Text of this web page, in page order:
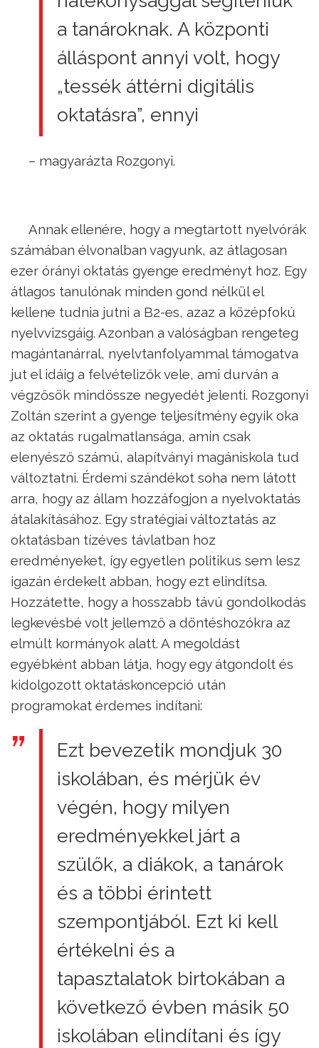
a tanároknak. A központi
álláspont annyi volt, hogy
„tessék áttérni digitális
oktatásra”, ennyi
– magyarázta Rozgonyi.
Annak ellenére, hogy a megtartott nyelvórák
számában élvonalban vagyunk, az átlagosan
ezer órányi oktatás gyenge eredményt hoz. Egy
átlagos tanulónak minden gond nélkül el
kellene tudnia jutni a B2-es, azaz a középfokú
nyelvvizsgáig. Azonban a valóságban rengeteg
magántanárral, nyelvtanfolyammal támogatva
jut el idáig a felvételizők vele, ami durván a
végzősök mindössze negyedét jelenti. Rozgonyi
Zoltán szerint a gyenge teljesítmény egyik oka
az oktatás rugalmatlansága, amin csak
elenyésző számú, alapítványi magániskola tud
változtatni. Érdemi szándékot soha nem látott
arra, hogy az állam hozzáfogjon a nyelvoktatás
átalakításához. Egy stratégiai változtatás az
oktatásban tízéves távlatban hoz
eredményeket, így egyetlen politikus sem lesz
igazán érdekelt abban, hogy ezt elindítsa.
Hozzátette, hogy a hosszabb távú gondolkodás
legkevésbé volt jellemző a döntéshozókra az
elmúlt kormányok alatt. A megoldást
egyébként abban látja, hogy egy átgondolt és
kidolgozott oktatáskoncepció után
programokat érdemes indítani:
Ezt bevezetik mondjuk 30
iskolában, és mérjük év
végén, hogy milyen
eredményekkel járt a
szülők, a diákok, a tanárok
és a többi érintett
szempontjából. Ezt ki kell
értékelni és a
tapasztalatok birtokában a
következő évben másik 50
iskolában elindítani és így